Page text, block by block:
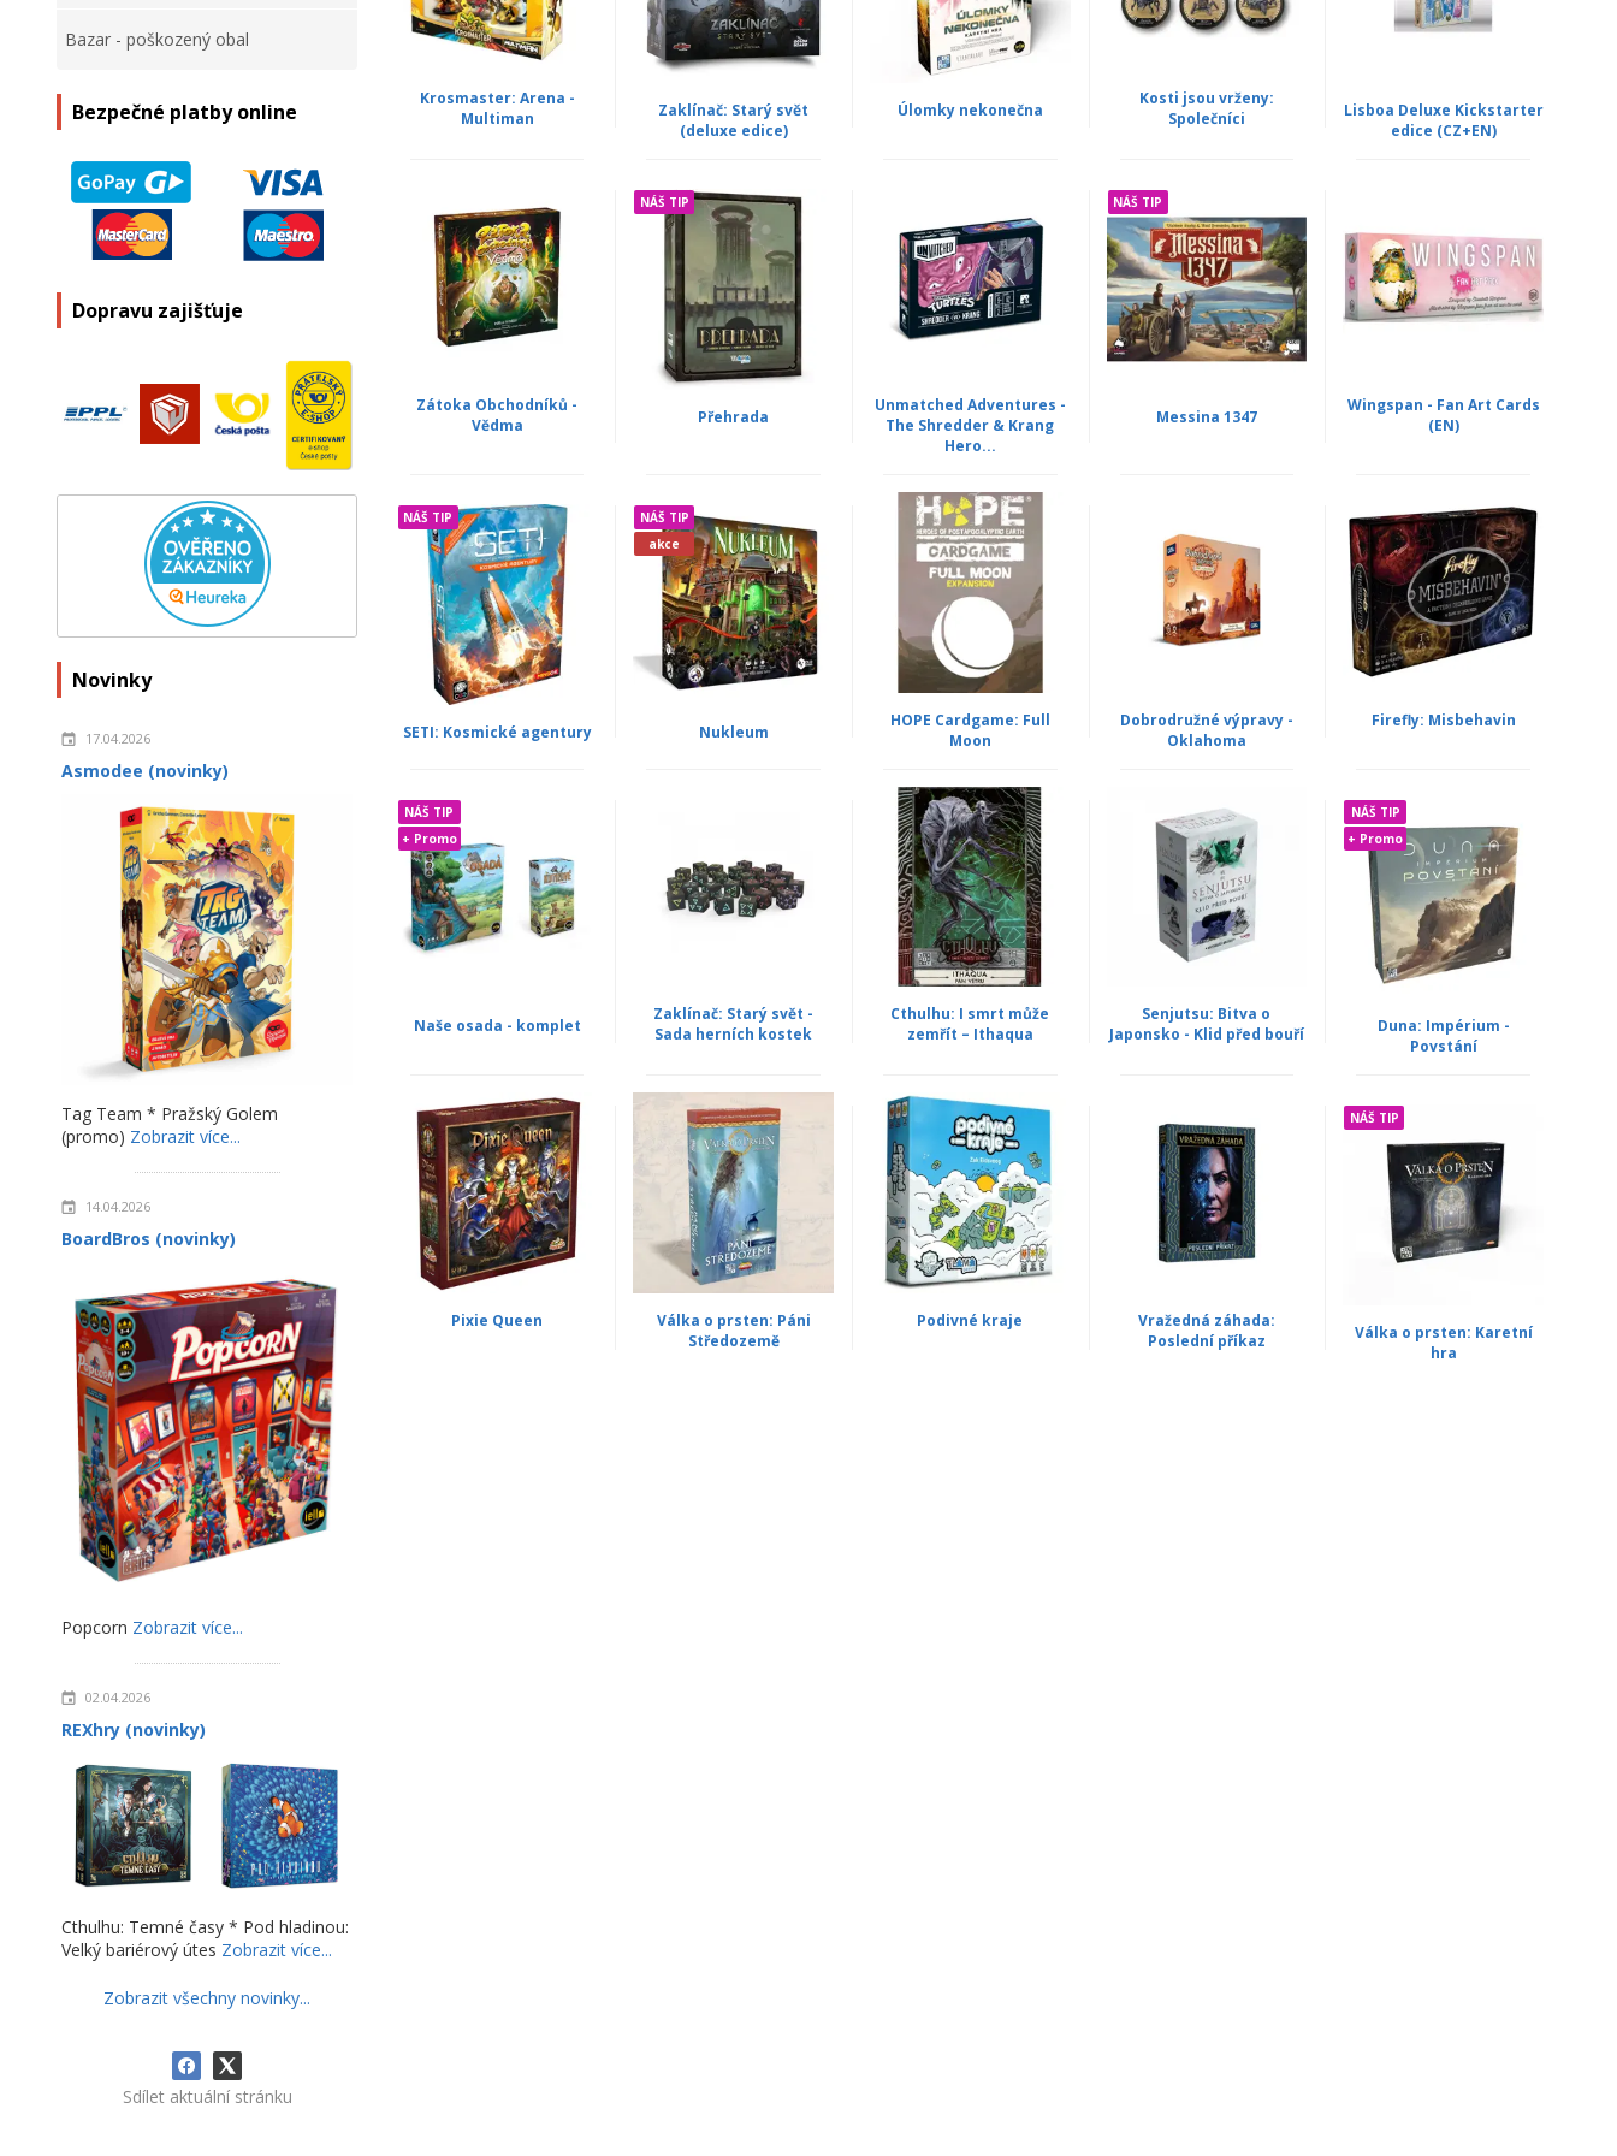
Bazar - poškozený obal
Bezpečné platby online
Dopravu zajišťuje
Novinky
17.04.2026
Asmodee (novinky)
Tag Team * Pražský Golem
(promo) Zobrazit více...
14.04.2026
BoardBros (novinky)
Popcorn Zobrazit více...
02.04.2026
REXhry (novinky)
Cthulhu: Temné časy * Pod hladinou:
Velký bariérový útes Zobrazit více...
Zobrazit všechny novinky...
Sdílet aktuální stránku
Krosmaster: Arena -
Multiman
Zaklínač: Starý svět
(deluxe edice)
Úlomky nekonečna
Kosti jsou vrženy:
Společníci
Lisboa Deluxe Kickstarter
edice (CZ+EN)
Zátoka Obchodníků -
Vědma
NÁŠ TIP
Přehrada
Unmatched Adventures -
The Shredder & Krang
Hero...
NÁŠ TIP
Messina 1347
Wingspan - Fan Art Cards
(EN)
NÁŠ TIP
SETI: Kosmické agentury
NÁŠ TIP
akce
Nukleum
HOPE Cardgame: Full
Moon
Dobrodružné výpravy -
Oklahoma
Firefly: Misbehavin
NÁŠ TIP
+ Promo
Naše osada - komplet
Zaklínač: Starý svět -
Sada herních kostek
Cthulhu: I smrt může
zemřít – Ithaqua
Senjutsu: Bitva o
Japonsko - Klid před bouří
NÁŠ TIP
+ Promo
Duna: Impérium -
Povstání
Pixie Queen
Válka o prsten: Páni
Středozemě
Podivné kraje
Vražedná záhada:
Poslední příkaz
NÁŠ TIP
Válka o prsten: Karetní
hra